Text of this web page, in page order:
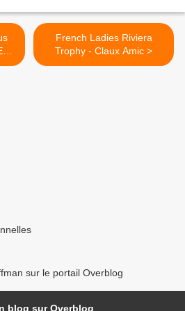
French Ladies Riviera
Trophy - Claux Amic >
sur le portail Overblog
blog sur Overblog